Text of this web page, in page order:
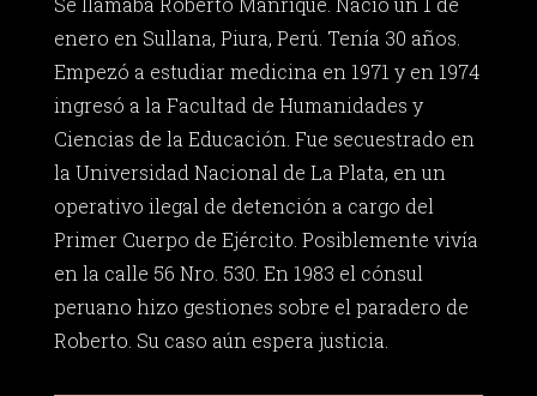
enero en Sullana, Piura, Perú. Tenía 30 años.
Empezó a estudiar medicina en 1971 y en 1974
ingresó a la Facultad de Humanidades y
Ciencias de la Educación. Fue secuestrado en
la Universidad Nacional de La Plata, en un
operativo ilegal de detención a cargo del
Primer Cuerpo de Ejército. Posiblemente vivía
en la calle 56 Nro. 530. En 1983 el cónsul
peruano hizo gestiones sobre el paradero de
Roberto. Su caso aún espera justicia.